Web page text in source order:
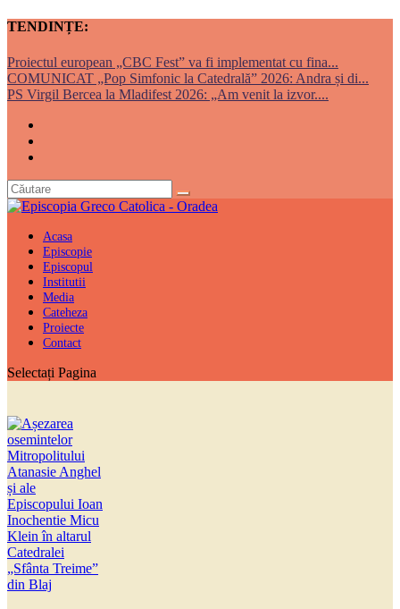
TENDINȚE:
Proiectul european „CBC Fest” va fi implementat cu fina...
COMUNICAT „Pop Simfonic la Catedrală” 2026: Andra și di...
PS Virgil Bercea la Mladifest 2026: „Am venit la izvor....
Acasa
Episcopie
Episcopul
Institutii
Media
Cateheza
Proiecte
Contact
Selectați Pagina